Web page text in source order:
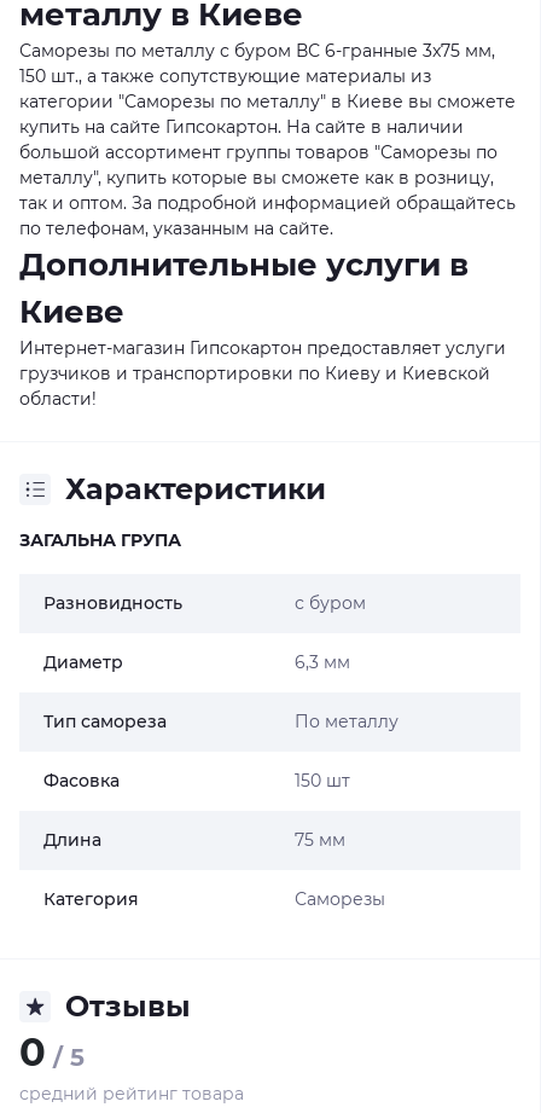
металлу в Киеве
Саморезы по металлу с буром ВС 6-гранные 3x75 мм,
150 шт., а также сопутствующие материалы из
категории "Саморезы по металлу" в Киеве вы сможете
купить на сайте Гипсокартон. На сайте в наличии
большой ассортимент группы товаров "Саморезы по
металлу", купить которые вы сможете как в розницу,
так и оптом. За подробной информацией обращайтесь
по телефонам, указанным на сайте.
Дополнительные услуги в
Киеве
Интернет-магазин Гипсокартон предоставляет услуги
грузчиков и транспортировки по Киеву и Киевской
области!
Характеристики
ЗАГАЛЬНА ГРУПА
Разновидность с буром
Диаметр 6,3 мм
Тип самореза По металлу
Фасовка 150 шт
Длина 75 мм
Категория Саморезы
Отзывы
0 / 5
средний рейтинг товара